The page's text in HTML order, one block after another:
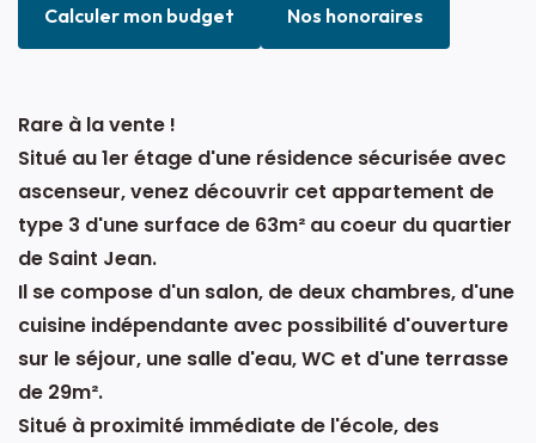
Calculer mon budget Nos honoraires
Rare à la vente !
Situé au 1er étage d'une résidence sécurisée avec
ascenseur, venez découvrir cet appartement de
type 3 d'une surface de 63m² au coeur du quartier
de Saint Jean.
Il se compose d'un salon, de deux chambres, d'une
cuisine indépendante avec possibilité d'ouverture
sur le séjour, une salle d'eau, WC et d'une terrasse
de 29m².
Situé à proximité immédiate de l'école, des